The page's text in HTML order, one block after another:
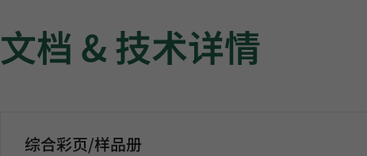
文档 & 技术详情
综合彩页/样品册